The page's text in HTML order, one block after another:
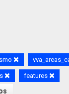
features